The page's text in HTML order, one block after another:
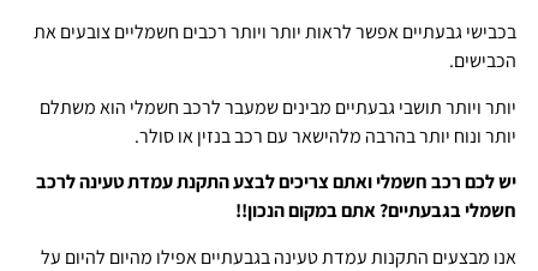
בכבישי גבעתיים אפשר לראות יותר ויותר רכבים חשמליים צובעים את
הכבישים.
יותר ויותר תושבי גבעתיים מבינים שמעבר לרכב חשמלי הוא משתלם
יותר ונוח יותר בהרבה מלהישאר עם רכב בנזין או סולר.
יש לכם רכב חשמלי ואתם צריכים לבצע התקנת עמדת טעינה לרכב
חשמלי בגבעתיים? אתם במקום הנכון!!
אנו מבצעים התקנות עמדת טעינה בגבעתיים אפילו מהיום להיום על